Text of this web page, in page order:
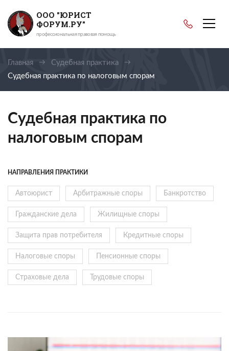
ООО "ЮРИСТ
ФОРУМ.РУ"
профессиональная правовая помощь
Главная
Судебная практика
Судебная практика по налоговым спорам
Судебная практика по
налоговым спорам
НАПРАВЛЕНИЯ ПРАКТИКИ
Автоюрист Арбитражные споры Банкротство
Гражданские дела Жилищные споры
Защита прав потребителя Кредитные споры
Налоговые споры Пенсионные споры
Страховые дела Трудовые споры